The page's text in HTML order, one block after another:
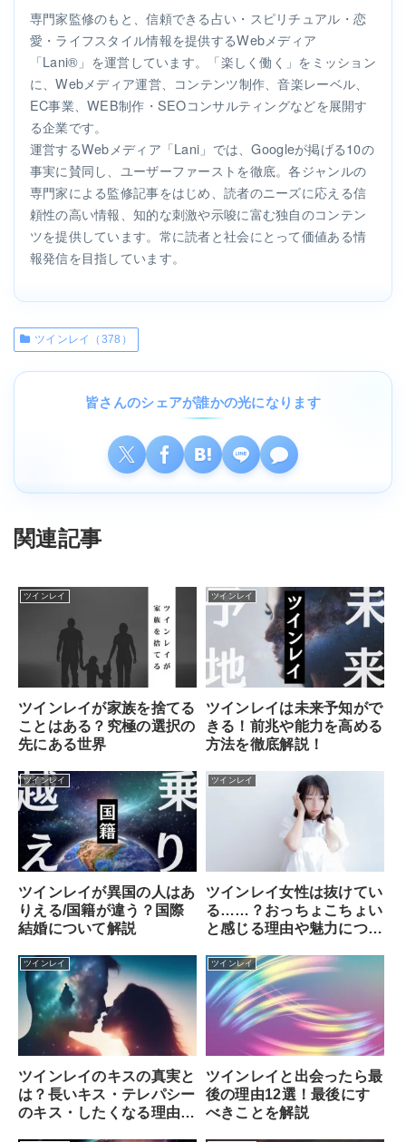
専門家監修のもと、信頼できる占い・スピリチュアル・恋
愛・ライフスタイル情報を提供するWebメディア
「Lani®」を運営しています。「楽しく働く」をミッション
に、Webメディア運営、コンテンツ制作、音楽レーベル、
EC事業、WEB制作・SEOコンサルティングなどを展開す
る企業です。
運営するWebメディア「Lani」では、Googleが掲げる10の
事実に賛同し、ユーザーファーストを徹底。各ジャンルの
専門家による監修記事をはじめ、読者のニーズに応える信
頼性の高い情報、知的な刺激や示唆に富む独自のコンテン
ツを提供しています。常に読者と社会にとって価値ある情
報発信を目指しています。
ツインレイ（378）
皆さんのシェアが誰かの光になります
関連記事
ツインレイ
ツインレイが家族を捨てる
ことはある？究極の選択の
先にある世界
ツインレイ
ツインレイは未来予知がで
きる！前兆や能力を高める
方法を徹底解説！
ツインレイ
ツインレイが異国の人はあ
りえる/国籍が違う？国際
結婚について解説
ツインレイ
ツインレイ女性は抜けてい
る……？おっちょこちょい
と感じる理由や魅力につい
ツインレイ
ツインレイのキスの真実と
は？長いキス・テレパシー
のキス・したくなる理由を
ツインレイ
ツインレイと出会ったら最
後の理由12選！最後にす
べきことを解説